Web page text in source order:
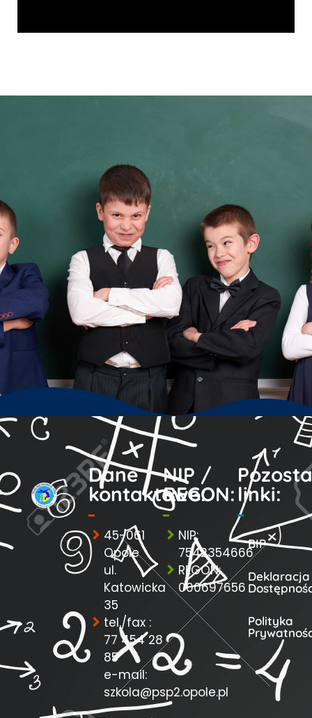
Dane
kontaktowe:
45-061
Opole
ul.
Katowicka
35
tel./fax :
77 454 28
85
e-mail:
szkola@psp2.opole.pl
NIP /
REGON:
NIP:
7542354666
REGON:
000697656
linki:
BIP
Deklaracja
Polityka